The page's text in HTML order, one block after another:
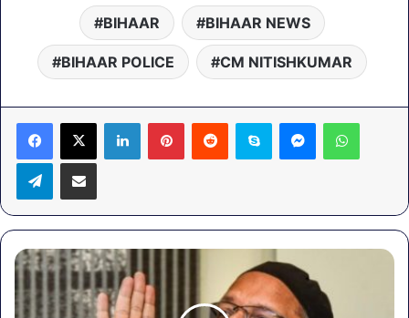
BIHAAR BIHAAR NEWS
BIHAAR POLICE CM NITISHKUMAR
LinkedInPinterestReddit Skype Messenger
TelegramShare via Email